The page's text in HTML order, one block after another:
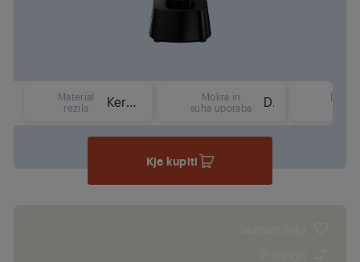
Material
rezila
Keramika
Mokra in
suha uporaba
Da
Kje kupiti